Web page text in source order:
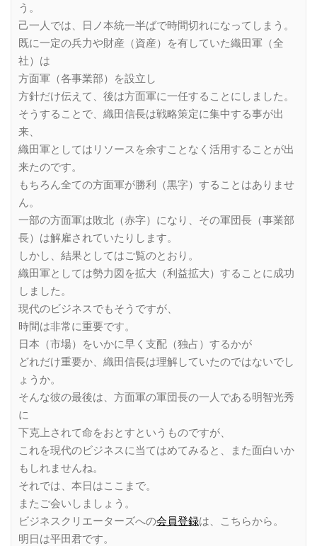
う。
己一人では、日ノ本統一半ばで時間切れになってしまう。
既に一定の兵力や財産（資産）を有していた織田軍（全
社）は
方面軍（各事業部）を設立し
方針だけ伝えて、後は方面軍に一任することにしました。
そうすることで、織田信長は戦略策定に集中する事が出
来、
織田軍としてはリソースを余すことなく活用することが出
来たのです。
もちろん全ての方面軍が勝利（黒字）することはありませ
ん。
一部の方面軍は敗北（赤字）になり、その軍団長（事業部
長）は解雇されていたりします。
しかし、結果としてはご覧のとおり。
織田軍としては勢力図を拡大（利益拡大）することに成功
しました。
現代のビジネスでもそうですが、
時間は非常に重要です。
日本（市場）をいかに早く支配（独占）するかが
どれだけ重要か、織田信長は理解していたのではないでし
ょうか。
そんな彼の最後は、方面軍の軍団長の一人である明智光秀
に
下克上されて命をおとすというものですが、
これを現代のビジネスに当てはめてみると、また面白いか
もしれませんね。
それでは、本日はここまで。
またご会いしましょう。
ビジネスクリエーターズへの会員登録は、こちらから。
明日は平田君です。